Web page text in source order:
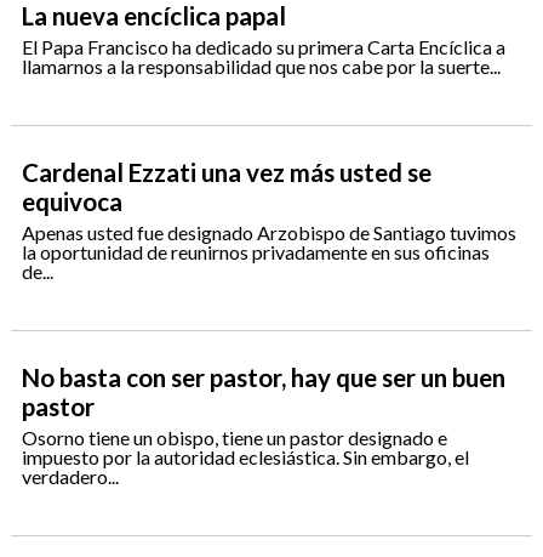
Síguenos:
La nueva encíclica papal
El Papa Francisco ha dedicado su primera Carta Encíclica a
llamarnos a la responsabilidad que nos cabe por la suerte...
Cardenal Ezzati una vez más usted se
equivoca
Apenas usted fue designado Arzobispo de Santiago tuvimos
la oportunidad de reunirnos privadamente en sus oficinas
de...
No basta con ser pastor, hay que ser un buen
pastor
Osorno tiene un obispo, tiene un pastor designado e
impuesto por la autoridad eclesiástica. Sin embargo, el
verdadero...